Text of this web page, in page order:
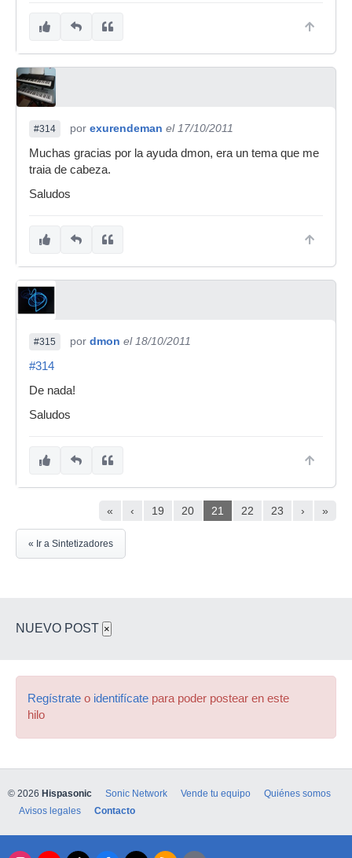
#314 por exurendeman el 17/10/2011
Muchas gracias por la ayuda dmon, era un tema que me
traia de cabeza.
Saludos
#315 por dmon el 18/10/2011
#314
De nada!
Saludos
« ‹ 19 20 21 22 23 › »
« Ir a Sintetizadores
NUEVO POST ×
Regístrate o identifícate para poder postear en este
hilo
© 2026 Hispasonic Sonic Network Vende tu equipo
Quiénes somos
Avisos legales
Contacto